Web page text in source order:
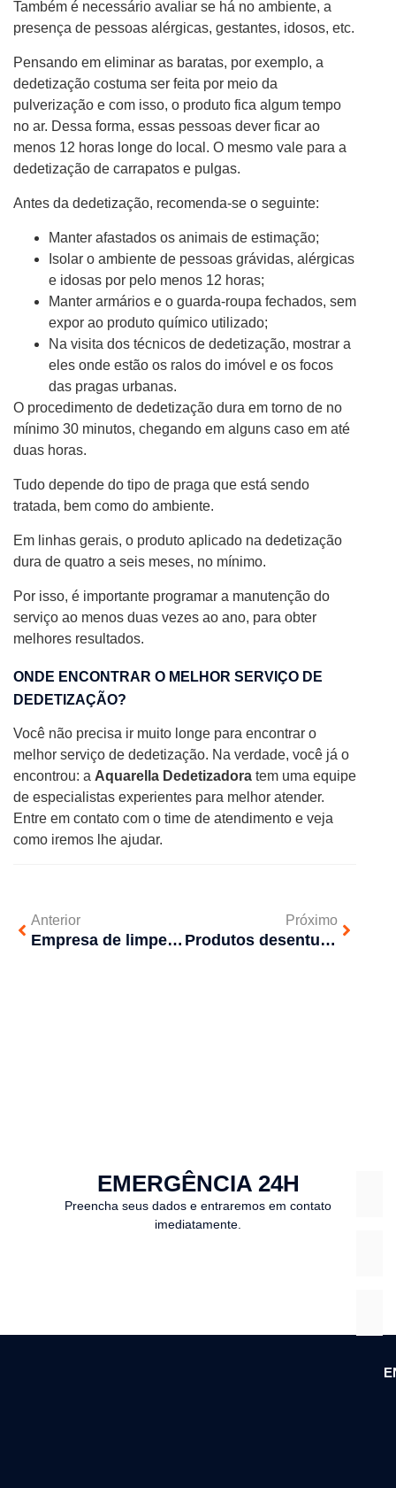
Também é necessário avaliar se há no ambiente, a
presença de pessoas alérgicas, gestantes, idosos, etc.
Pensando em eliminar as baratas, por exemplo, a
dedetização costuma ser feita por meio da
pulverização e com isso, o produto fica algum tempo
no ar. Dessa forma, essas pessoas dever ficar ao
menos 12 horas longe do local. O mesmo vale para a
dedetização de carrapatos e pulgas.
Antes da dedetização, recomenda-se o seguinte:
Manter afastados os animais de estimação;
Isolar o ambiente de pessoas grávidas, alérgicas
e idosas por pelo menos 12 horas;
Manter armários e o guarda-roupa fechados, sem
expor ao produto químico utilizado;
Na visita dos técnicos de dedetização, mostrar a
eles onde estão os ralos do imóvel e os focos
das pragas urbanas.
O procedimento de dedetização dura em torno de no
mínimo 30 minutos, chegando em alguns caso em até
duas horas.
Tudo depende do tipo de praga que está sendo
tratada, bem como do ambiente.
Em linhas gerais, o produto aplicado na dedetização
dura de quatro a seis meses, no mínimo.
Por isso, é importante programar a manutenção do
serviço ao menos duas vezes ao ano, para obter
melhores resultados.
ONDE ENCONTRAR O MELHOR SERVIÇO DE
DEDETIZAÇÃO?
Você não precisa ir muito longe para encontrar o
melhor serviço de dedetização. Na verdade, você já o
encontrou: a Aquarella Dedetizadora tem uma equipe
de especialistas experientes para melhor atender.
Entre em contato com o time de atendimento e veja
como iremos lhe ajudar.
Anterior
Empresa de limpeza de caixa de gordura
Próximo
Produtos desentupidores são suficientes?
EMERGÊNCIA 24H
Preencha seus dados e entraremos em contato
imediatamente.